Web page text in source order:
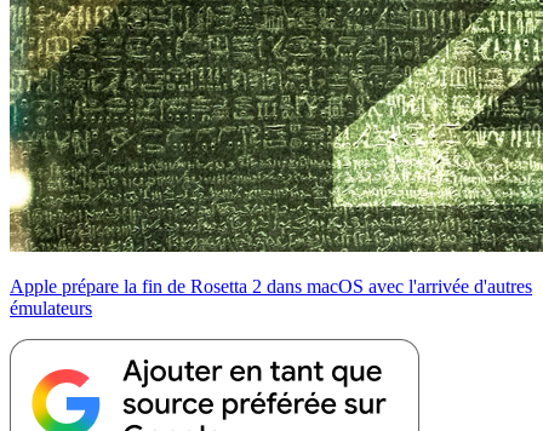
Apple prépare la fin de Rosetta 2 dans macOS avec l'arrivée d'autres
émulateurs